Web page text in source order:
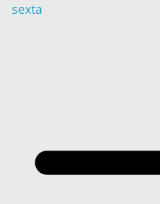
sexta